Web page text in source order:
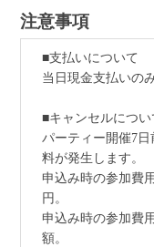
注意事項
■支払いについて
当日現金支払いの
■キャンセルについ
パーティー開催7
料が発生します。
申込み時の参加費
円。
申込み時の参加費
額。